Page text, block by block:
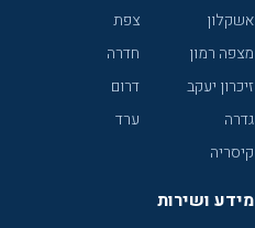
אשקלון
מצפה רמון
זיכרון יעקב
גדרה
קיסריה
צפת
חדרה
דרום
ערד
מידע ושירות